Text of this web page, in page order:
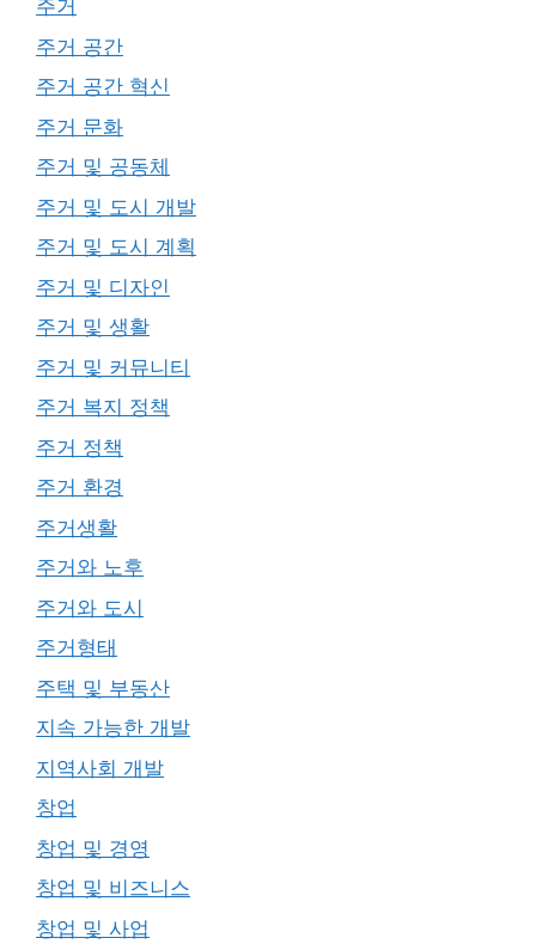
주거
주거 공간
주거 공간 혁신
주거 문화
주거 및 공동체
주거 및 도시 개발
주거 및 도시 계획
주거 및 디자인
주거 및 생활
주거 및 커뮤니티
주거 복지 정책
주거 정책
주거 환경
주거생활
주거와 노후
주거와 도시
주거형태
주택 및 부동산
지속 가능한 개발
지역사회 개발
창업
창업 및 경영
창업 및 비즈니스
창업 및 사업